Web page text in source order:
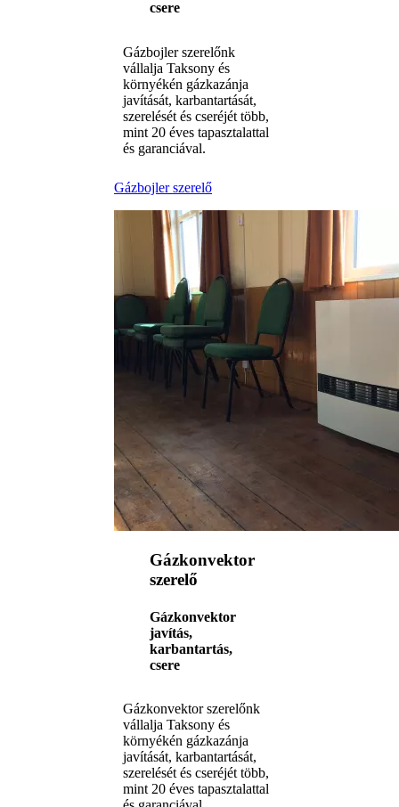
csere
Gázbojler szerelőnk
vállalja Taksony és
környékén gázkazánja
javítását, karbantartását,
szerelését és cseréjét több,
mint 20 éves tapasztalattal
és garanciával.
Gázbojler szerelő
Gázkonvektor
szerelő
Gázkonvektor
javítás,
karbantartás,
csere
Gázkonvektor szerelőnk
vállalja Taksony és
környékén gázkazánja
javítását, karbantartását,
szerelését és cseréjét több,
mint 20 éves tapasztalattal